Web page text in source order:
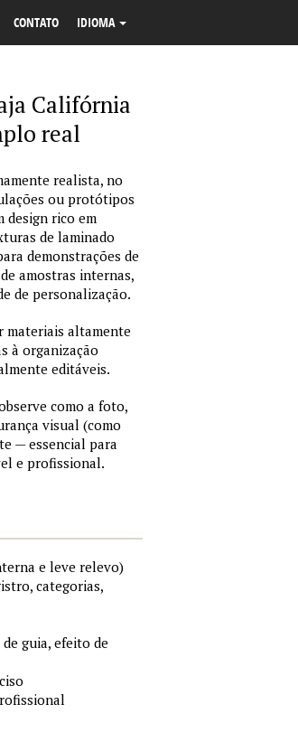
CONTATO IDIOMA
Califórnia
real
realista, no
ou protótipos
design rico em
de laminado
demonstrações de
amostras internas,
de personalização.
materiais altamente
à organização
editáveis.
como a foto,
visual (como
— essencial para
e profissional.
e leve relevo)
categorias,
guia, efeito de